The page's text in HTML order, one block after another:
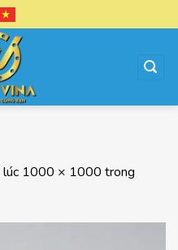
lúc 1000 × 1000 trong